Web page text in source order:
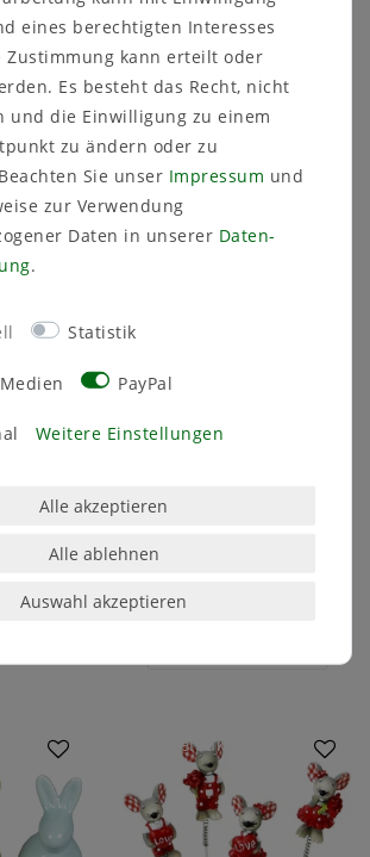
2 Stück
inkl. ges. MwSt.zzgl.
Versandkosten
In den Warenkorb
Herz
/ Stück
Artikelpaket
[Paket] Set 3-tlg.
Flaschendekoration
Artikelpaket
eines berechtigten Interesses
Zustimmung kann erteilt oder
Es besteht das Recht, nicht
und die Einwilligung zu einem
zu ändern oder zu
Sie unser Impressum und
zur Verwendung
Daten in unserer Daten­
.
Statistik
PayPal
Weitere Einstellungen
Alle akzeptieren
Alle ablehnen
Auswahl akzeptieren